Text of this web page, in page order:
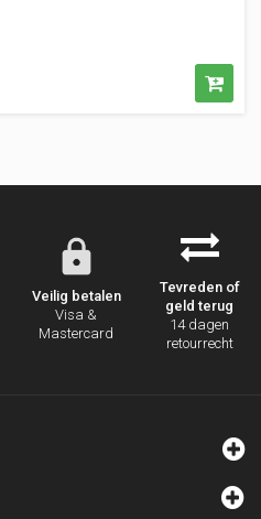
Veilig betalen
Visa &
Mastercard
Tevreden of
geld terug
14 dagen
retourrecht